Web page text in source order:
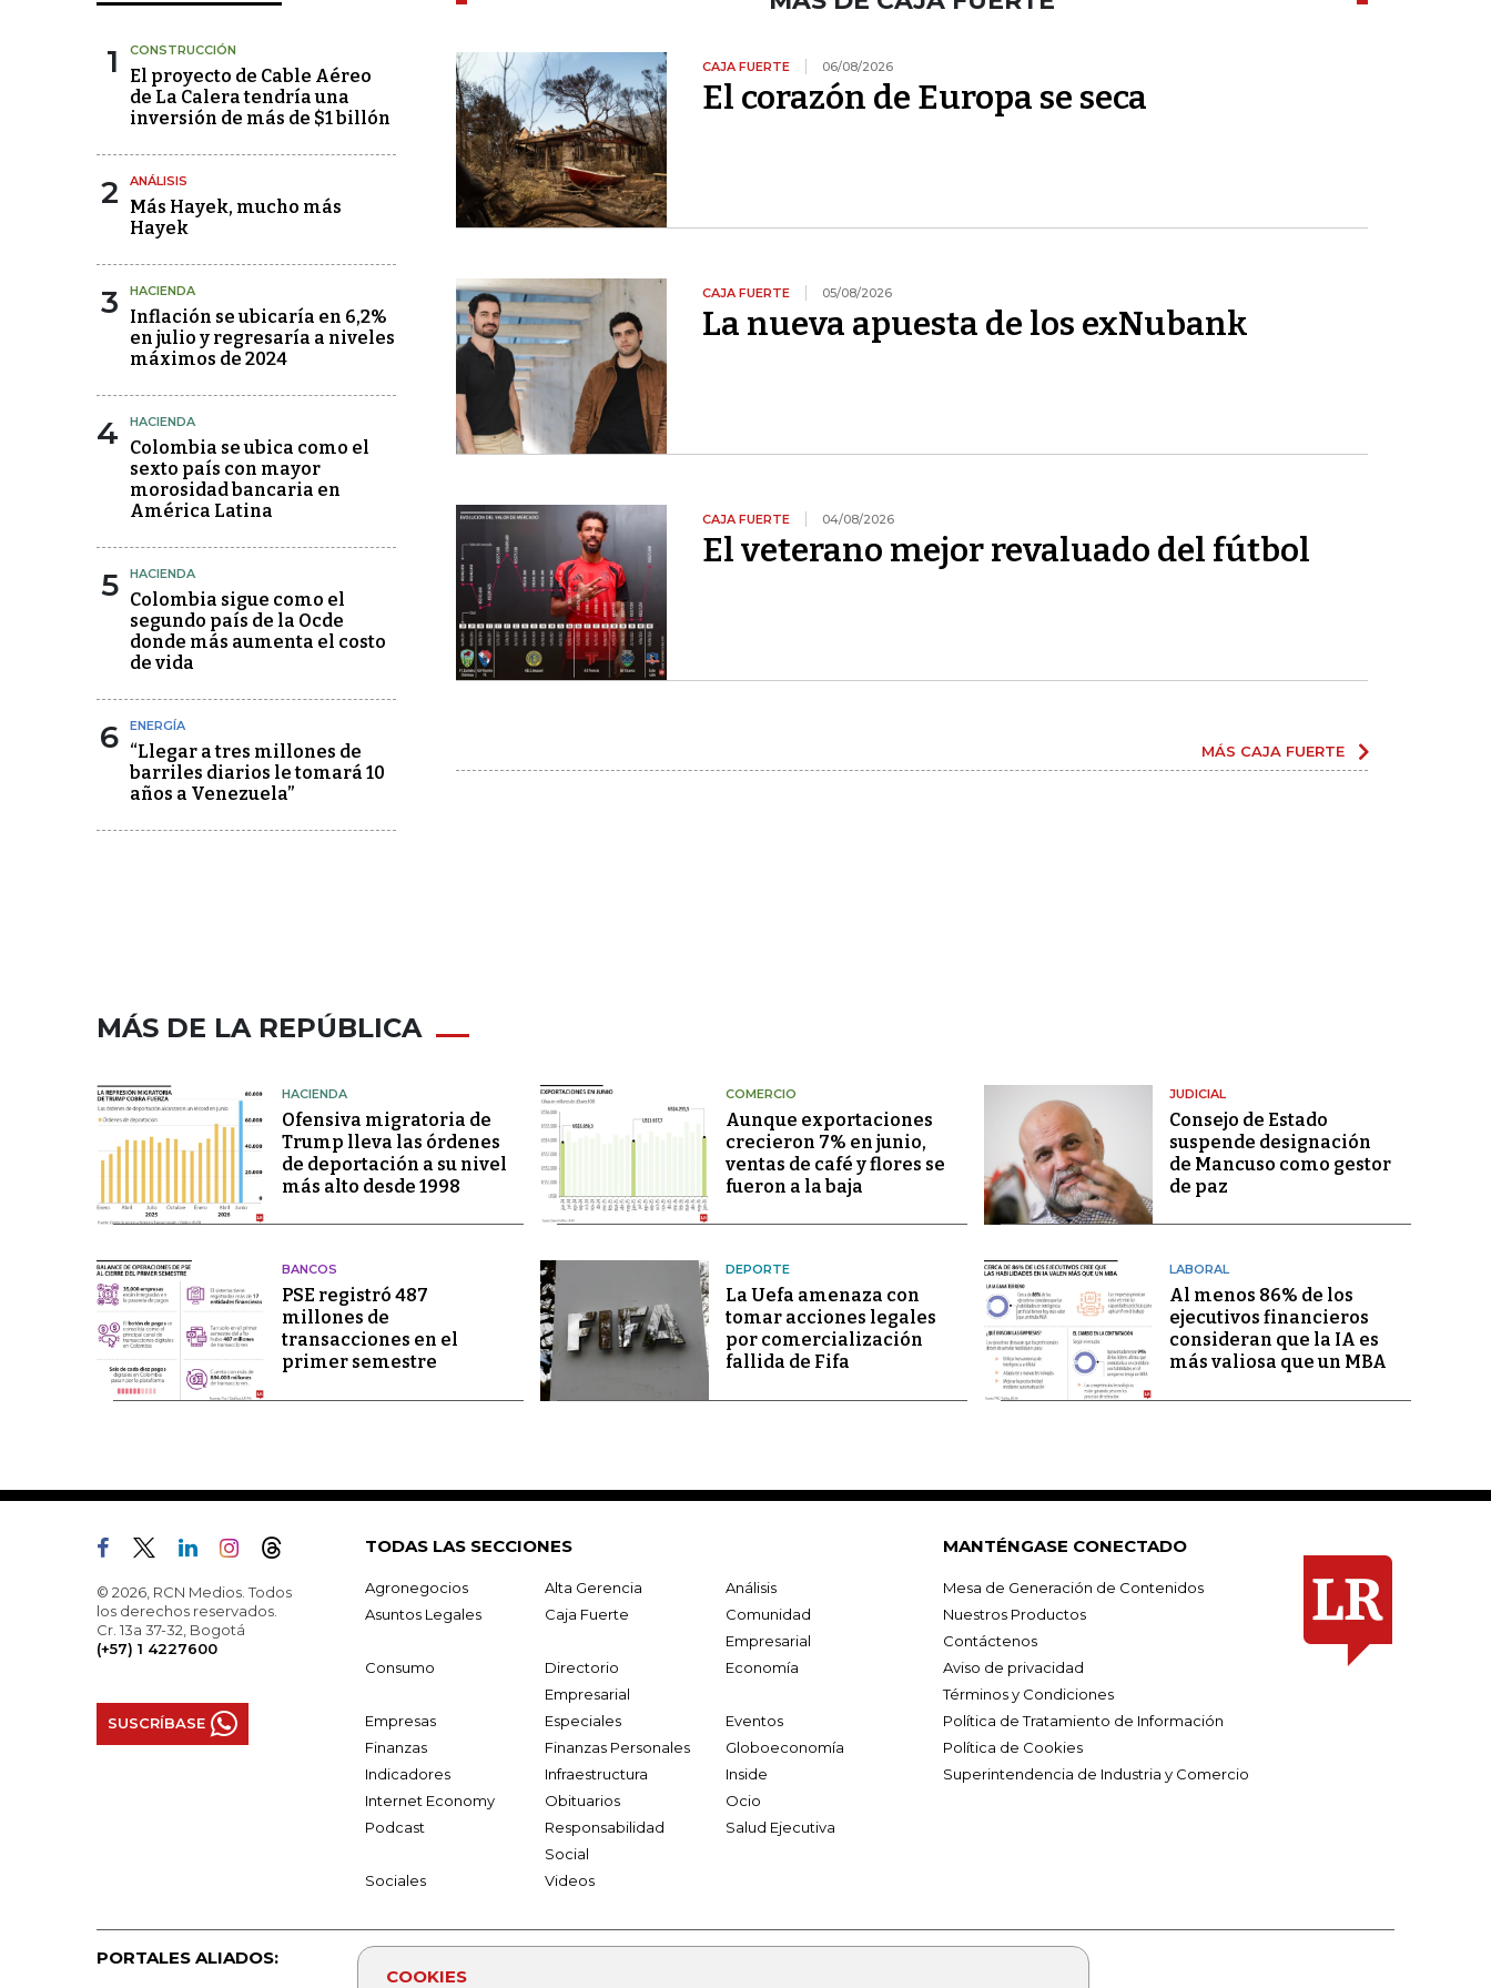
COOKIES
1 CONSTRUCCIÓN
El proyecto de Cable Aéreo
de La Calera tendría una
inversión de más de $1 billón
2 ANÁLISIS
Más Hayek, mucho más
Hayek
3 HACIENDA
Inflación se ubicaría en 6,2%
en julio y regresaría a niveles
máximos de 2024
4 HACIENDA
Colombia se ubica como el
sexto país con mayor
morosidad bancaria en
América Latina
5 HACIENDA
Colombia sigue como el
segundo país de la Ocde
donde más aumenta el costo
de vida
6 ENERGÍA
“Llegar a tres millones de
barriles diarios le tomará 10
años a Venezuela”
CAJA FUERTE 06/08/2026
El corazón de Europa se seca
CAJA FUERTE 05/08/2026
La nueva apuesta de los exNubank
CAJA FUERTE 04/08/2026
El veterano mejor revaluado del fútbol
MÁS CAJA FUERTE
MÁS DE LA REPÚBLICA
HACIENDA
Ofensiva migratoria de
Trump lleva las órdenes
de deportación a su nivel
más alto desde 1998
COMERCIO
Aunque exportaciones
crecieron 7% en junio,
ventas de café y flores se
fueron a la baja
JUDICIAL
Consejo de Estado
suspende designación
de Mancuso como gestor
de paz
BANCOS
PSE registró 487
millones de
transacciones en el
primer semestre
DEPORTE
La Uefa amenaza con
tomar acciones legales
por comercialización
fallida de Fifa
LABORAL
Al menos 86% de los
ejecutivos financieros
consideran que la IA es
más valiosa que un MBA
© 2026, RCN Medios. Todos
los derechos reservados.
Cr. 13a 37-32, Bogotá
(+57) 1 4227600
SUSCRÍBASE
TODAS LAS SECCIONES
Agronegocios Alta Gerencia
Análisis
Asuntos Legales
Caja Fuerte
Comunidad
Empresarial
Consumo
Directorio
Empresarial
Economía
Empresas Especiales
Eventos
Finanzas
Finanzas Personales
Globoeconomía
Indicadores
Infraestructura
Inside
Internet Economy
Obituarios
Ocio
Podcast
Responsabilidad
Social
Salud Ejecutiva
Sociales Videos
MANTÉNGASE CONECTADO
Mesa de Generación de Contenidos
Nuestros Productos
Contáctenos
Aviso de privacidad
Términos y Condiciones
Política de Tratamiento de Información
Política de Cookies
Superintendencia de Industria y Comercio
PORTALES ALIADOS: